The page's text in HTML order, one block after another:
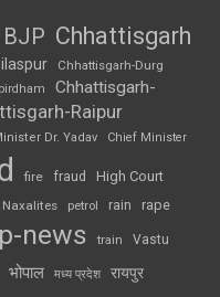
BJP Chhattisgarh
Chhattisgarh-Durg
Chhattisgarh-
Raipur
Dr. Yadav Chief Minister
fire fraud High Court
Naxalites petrol rain rape
news train Vastu
भोपाल मध्य प्रदेश रायपुर